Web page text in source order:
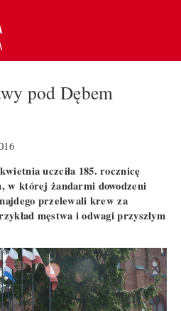
pod Dębem
uczciła 185. rocznicę
w której żandarmi dowodzeni
przelewali krew za
męstwa i odwagi przyszłym